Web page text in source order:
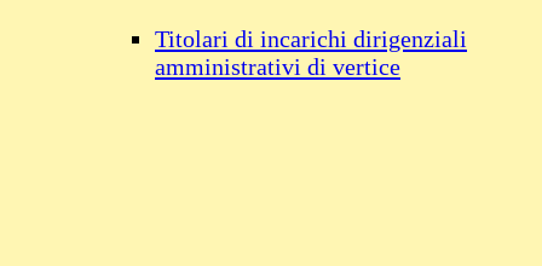
Titolari di incarichi dirigenziali
amministrativi di vertice